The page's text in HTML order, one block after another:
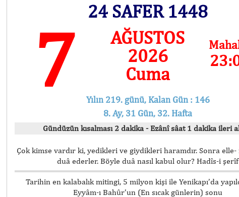
24 SAFER 1448
7
AĞUSTOS
2026
Cuma
Yılın 219. günü, Kalan Gün : 146
8. Ay, 31 Gün, 32. Hafta
Gündüzün kısalması 2 dakika - Ezânî sâat 1 dakika ileri
Çok kimse vardır ki, yedikleri ve giydikleri haramdır. Sonra elle-
duâ ederler. Böyle duâ nasıl kabul olur? Hadîs-i şerîf
Tarihin en kalabalık mitingi, 5 milyon kişi ile Yenikapı’da
Eyyâm-ı Bahûr’un (En sıcak günlerin) sonu